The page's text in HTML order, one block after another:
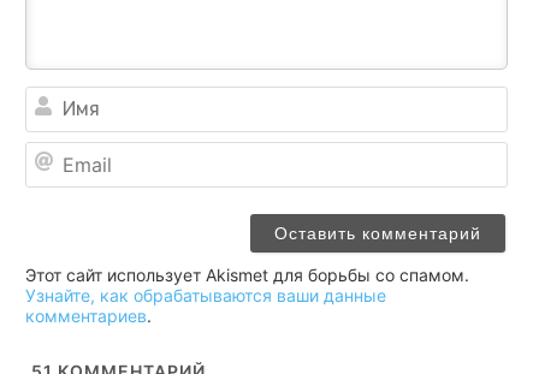
Этот сайт использует Akismet для борьбы со спамом.
Узнайте, как обрабатываются ваши данные
комментариев.